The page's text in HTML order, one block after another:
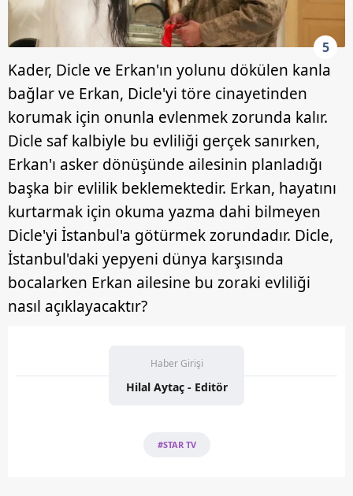
5
Kader, Dicle ve Erkan'ın yolunu dökülen kanla
bağlar ve Erkan, Dicle'yi töre cinayetinden
korumak için onunla evlenmek zorunda kalır.
Dicle saf kalbiyle bu evliliği gerçek sanırken,
Erkan'ı asker dönüşünde ailesinin planladığı
başka bir evlilik beklemektedir. Erkan, hayatını
kurtarmak için okuma yazma dahi bilmeyen
Dicle'yi İstanbul'a götürmek zorundadır. Dicle,
İstanbul'daki yepyeni dünya karşısında
bocalarken Erkan ailesine bu zoraki evliliği
nasıl açıklayacaktır?
Haber Girişi
Hilal Aytaç - Editör
#STAR TV